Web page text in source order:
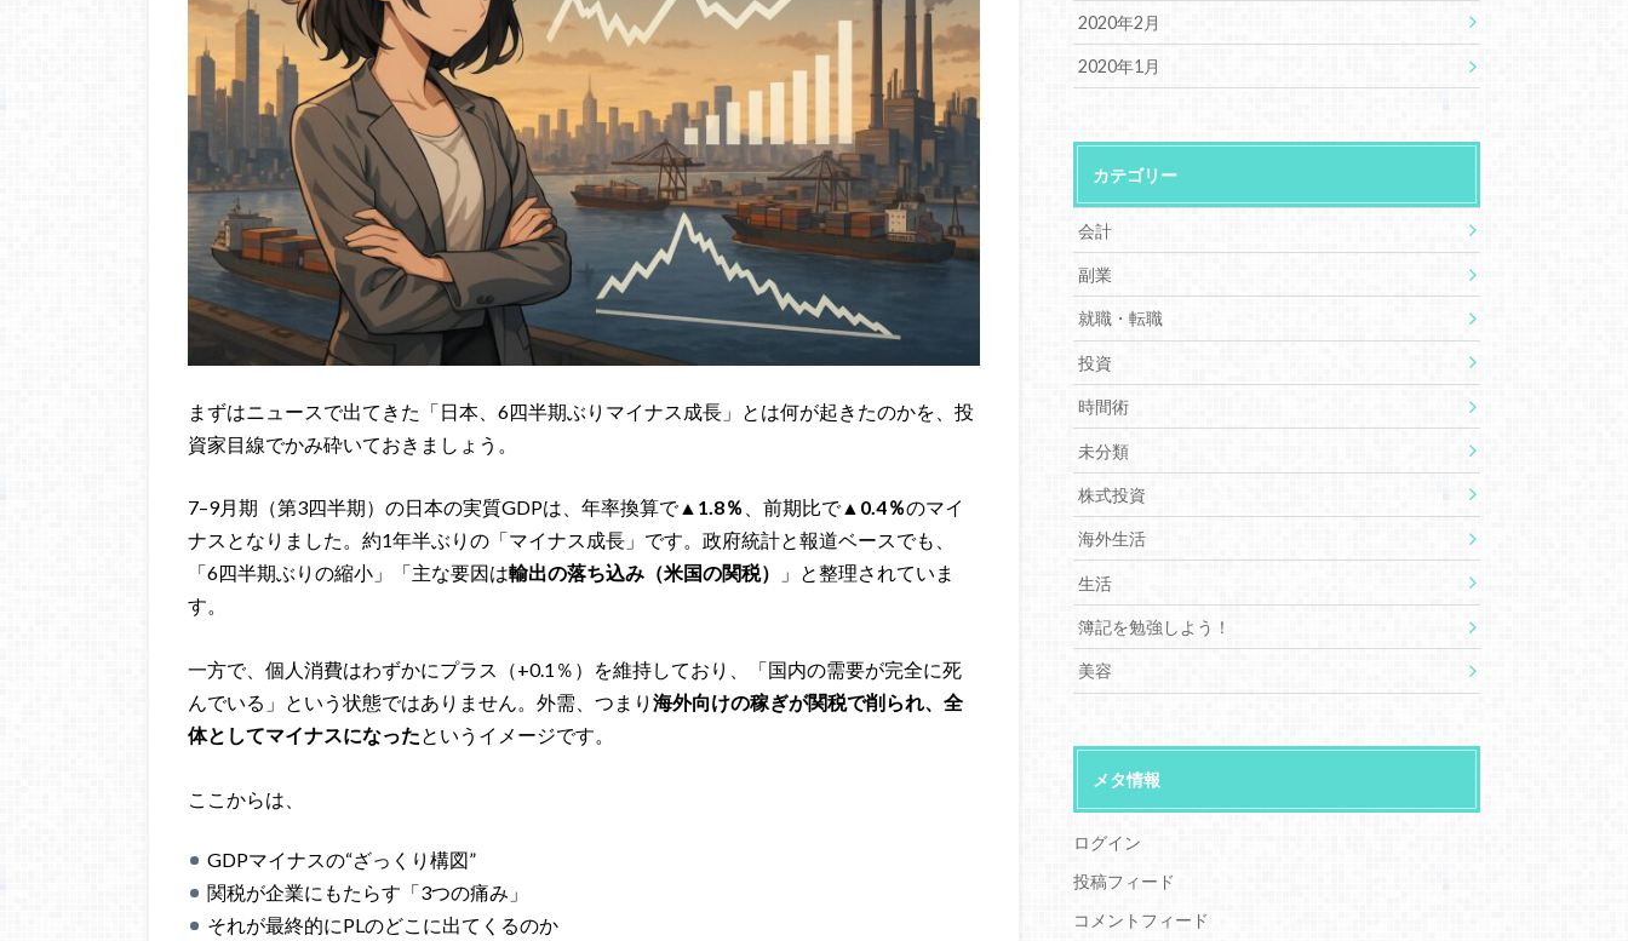
まずはニュースで出てきた「日本、6四半期ぶりマイナス成長」とは何が起きたのかを、投
資家目線でかみ砕いておきましょう。
7–9月期（第3四半期）の日本の実質GDPは、年率換算で▲1.8％ 、前期比で▲0.4％のマイ
ナスとなりました。約1年半ぶりの「マイナス成長」です。政府統計と報道ベースでも、
「6四半期ぶりの縮小」「主な要因は輸出の落ち込み（米国の関税）
」と整理されていま
す。
一方で、個人消費はわずかにプラス（+0.1％）を維持しており、「国内の需要が完全に死
んでいる」という状態ではありません。外需、つまり 海外向けの稼ぎが関税で削られ、全
体としてマイナスになったというイメージです。
ここからは、
GDPマイナスの“ざっくり構図”
関税が企業にもたらす「3つの痛み」
それが最終的にPLのどこに出てくるのか
2020年2月
2020年1月
カテゴリー
会計
副業
就職・転職
投資
時間術
未分類
株式投資
海外生活
生活
簿記を勉強しよう！
美容
メタ情報
ログイン
投稿フィード
コメントフィード